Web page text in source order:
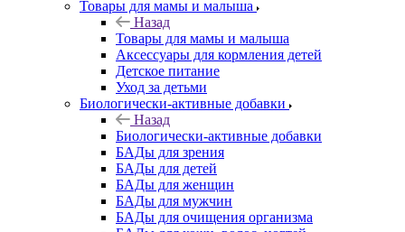
Товары для мамы и малыша
Назад
Товары для мамы и малыша
Аксессуары для кормления детей
Детское питание
Уход за детьми
Биологически-активные добавки
Назад
Биологически-активные добавки
БАДы для зрения
БАДы для детей
БАДы для женщин
БАДы для мужчин
БАДы для очищения организма